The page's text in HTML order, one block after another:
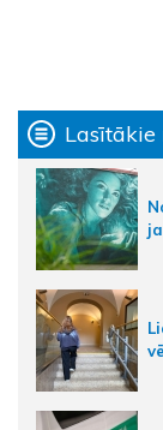
Lasītākie